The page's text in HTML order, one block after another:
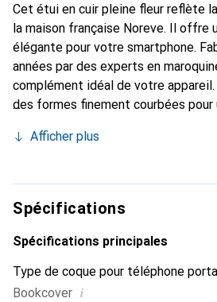
Cet étui en cuir pleine fleur reflète
la maison française Noreve. Il offre
élégante pour votre smartphone.
années par des experts en
complément idéal de votre
des formes finement courbées
smartphone. La marque Noreve est
reste toujours un excellent choix
Afficher plus
Spécifications
Spécifications principales
Type de coque pour téléphone
Bookcover i